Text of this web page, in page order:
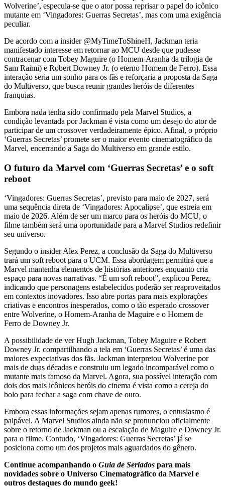
Wolverine’, especula-se que o ator possa reprisar o papel do icônico
mutante em ‘Vingadores: Guerras Secretas’, mas com uma exigência
peculiar.
De acordo com a insider @MyTimeToShineH, Jackman teria
manifestado interesse em retornar ao MCU desde que pudesse
contracenar com Tobey Maguire (o Homem-Aranha da trilogia de
Sam Raimi) e Robert Downey Jr. (o eterno Homem de Ferro). Essa
interação seria um sonho para os fãs e reforçaria a proposta da Saga
do Multiverso, que busca reunir grandes heróis de diferentes
franquias.
Embora nada tenha sido confirmado pela Marvel Studios, a
condição levantada por Jackman é vista como um desejo do ator de
participar de um crossover verdadeiramente épico. Afinal, o próprio
‘Guerras Secretas’ promete ser o maior evento cinematográfico da
Marvel, encerrando a Saga do Multiverso em grande estilo.
O futuro da Marvel com ‘Guerras Secretas’ e o soft
reboot
‘Vingadores: Guerras Secretas’, previsto para maio de 2027, será
uma sequência direta de ‘Vingadores: Apocalipse’, que estreia em
maio de 2026. Além de ser um marco para os heróis do MCU, o
filme também será uma oportunidade para a Marvel Studios redefinir
seu universo.
Segundo o insider Alex Perez, a conclusão da Saga do Multiverso
trará um soft reboot para o UCM. Essa abordagem permitirá que a
Marvel mantenha elementos de histórias anteriores enquanto cria
espaço para novas narrativas. “É um soft reboot”, explicou Perez,
indicando que personagens estabelecidos poderão ser reaproveitados
em contextos inovadores. Isso abre portas para mais explorações
criativas e encontros inesperados, como o tão esperado crossover
entre Wolverine, o Homem-Aranha de Maguire e o Homem de
Ferro de Downey Jr.
A possibilidade de ver Hugh Jackman, Tobey Maguire e Robert
Downey Jr. compartilhando a tela em ‘Guerras Secretas’ é uma das
maiores expectativas dos fãs. Jackman interpretou Wolverine por
mais de duas décadas e construiu um legado incomparável como o
mutante mais famoso da Marvel. Agora, sua possível interação com
dois dos mais icônicos heróis do cinema é vista como a cereja do
bolo para fechar a saga com chave de ouro.
Embora essas informações sejam apenas rumores, o entusiasmo é
palpável. A Marvel Studios ainda não se pronunciou oficialmente
sobre o retorno de Jackman ou a escalação de Maguire e Downey Jr.
para o filme. Contudo, ‘Vingadores: Guerras Secretas’ já se
posiciona como um dos projetos mais aguardados do gênero.
Continue acompanhando o Guia de Seriados para mais
novidades sobre o Universo Cinematográfico da Marvel e
outros destaques do mundo geek!